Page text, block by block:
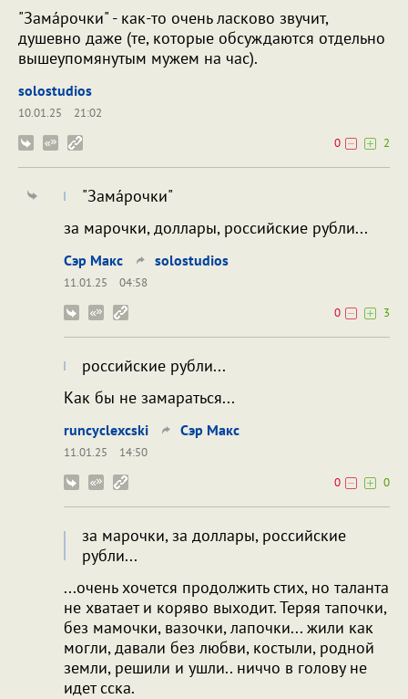
"Замáрочки" - как-то очень ласково звучит,
душевно даже (те, которые обсуждаются отдельно
вышеупомянутым мужем на час).
solostudios
10.01.25
21:02
0
2
"Замáрочки"
за марочки, доллары, российские рубли...
Сэр Макс solostudios
11.01.25
04:58
0
3
российские рубли...
Как бы не замараться...
runcyclexcski Сэр Макс
11.01.25
14:50
0
0
за марочки, за доллары, российские
рубли...
...очень хочется продолжить стих, но таланта
не хватает и коряво выходит. Теряя тапочки,
без мамочки, вазочки, лапочки... жили как
могли, давали без любви, костыли, родной
земли, решили и ушли.. ниччо в голову не
идет сска.